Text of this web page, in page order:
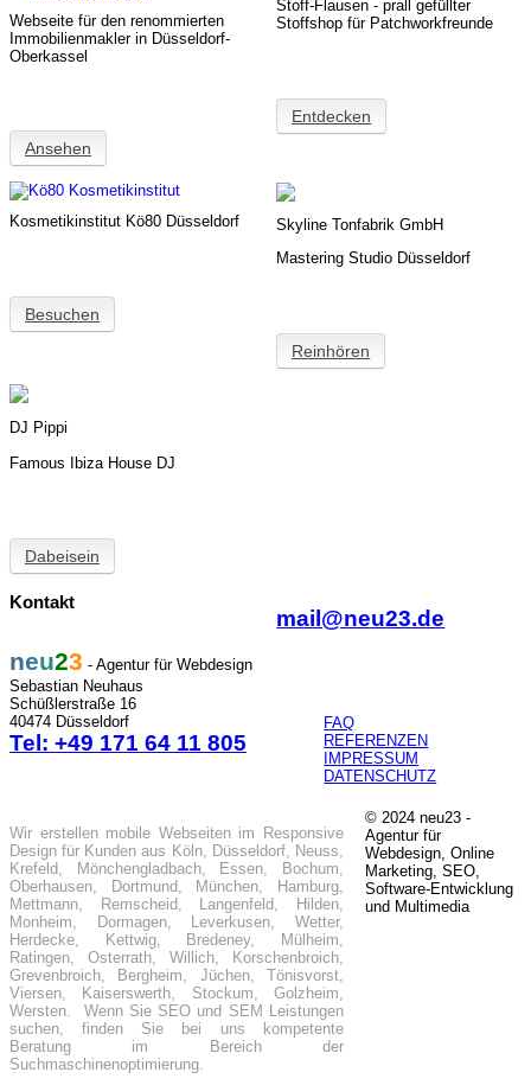
Webseite für den renommierten
Immobilienmakler in Düsseldorf-
Oberkassel
Ansehen
Stoff-Flausen - prall gefüllter
Stoffshop für Patchworkfreunde
Entdecken
Kosmetikinstitut Kö80 Düsseldorf
Besuchen
Skyline Tonfabrik GmbH
Mastering Studio Düsseldorf
Reinhören
DJ Pippi
Famous Ibiza House DJ
Dabeisein
Kontakt
neu23 - Agentur für Webdesign
Sebastian Neuhaus
Schüßlerstraße 16
40474 Düsseldorf
Tel: +49 171 64 11 805
mail@neu23.de
FAQ
REFERENZEN
IMPRESSUM
DATENSCHUTZ
Wir erstellen mobile Webseiten im Responsive
Design für Kunden aus Köln, Düsseldorf, Neuss,
Krefeld, Mönchengladbach, Essen, Bochum,
Oberhausen, Dortmund, München, Hamburg,
Mettmann, Remscheid, Langenfeld, Hilden,
Monheim, Dormagen, Leverkusen, Wetter,
Herdecke, Kettwig, Bredeney, Mülheim,
Ratingen, Osterrath, Willich, Korschenbroich,
Grevenbroich, Bergheim, Jüchen, Tönisvorst,
Viersen, Kaiserswerth, Stockum, Golzheim,
Wersten. Wenn Sie SEO und SEM Leistungen
suchen, finden Sie bei uns kompetente
Beratung im Bereich der
Suchmaschinenoptimierung.
© 2024 neu23 -
Agentur für
Webdesign, Online
Marketing, SEO,
Software-Entwicklung
und Multimedia